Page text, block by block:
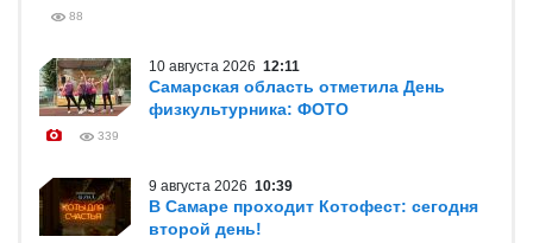
88
10 августа 2026 12:11
Самарская область отметила День
физкультурника: ФОТО
339
9 августа 2026 10:39
В Самаре проходит Котофест: сегодня
второй день!